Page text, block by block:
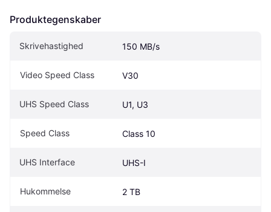
Produktegenskaber
Skrivehastighed 150 MB/s
Video Speed Class V30
UHS Speed Class U1, U3
Speed Class Class 10
UHS Interface UHS-I
Hukommelse 2 TB